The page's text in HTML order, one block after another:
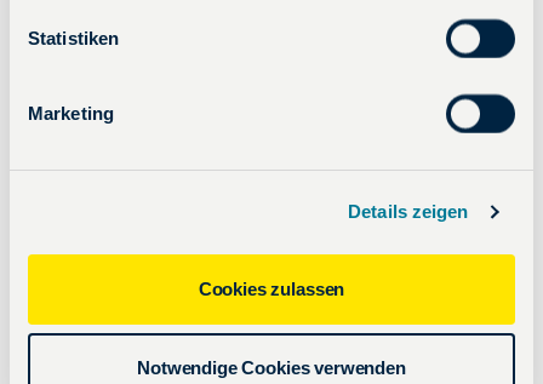
Statistiken
Marketing
Details zeigen
Cookies zulassen
Notwendige Cookies verwenden